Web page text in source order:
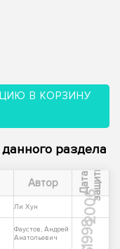
В КОРЗИНУ
раздела
Автор Д
а
т
а
з
а
щ
и
ты
Ли Хун 2006
Фаустов, Андрей
Анатольевич
1998